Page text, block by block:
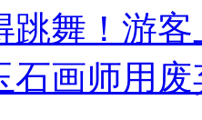
跳舞！游客
石画师用